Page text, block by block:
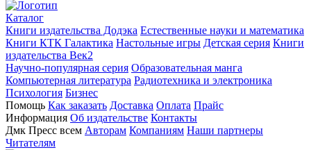
Каталог
Книги издательства Додэка Естественные науки и математика
Книги КТК Галактика Настольные игры Детская серия Книги
издательства Век2
Научно-популярная серия Образовательная манга
Компьютерная литература Радиотехника и электроника
Психология Бизнес
Помощь Как заказать Доставка Оплата Прайс
Информация Об издательстве Контакты
Дмк Пресс всем Авторам Компаниям Наши партнеры
Читателям